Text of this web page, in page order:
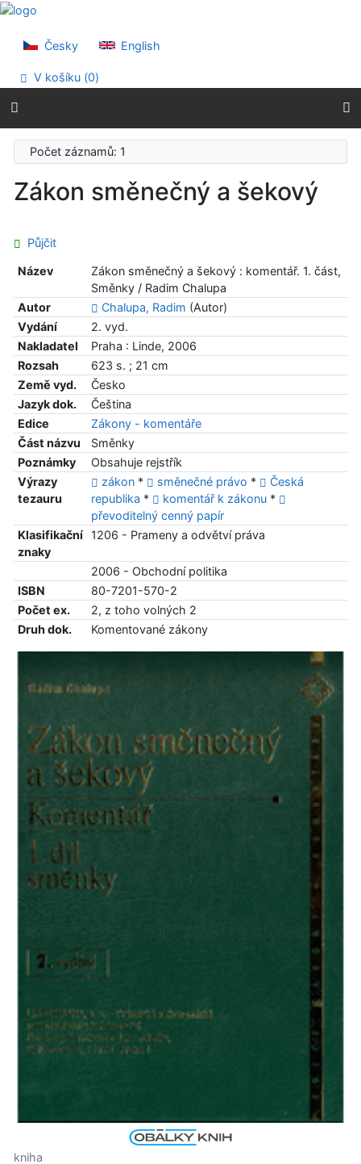
Přejít na obsah
Prohlášení o webové přístupnosti
Česky English
V košíku (0)
Počet záznamů: 1
Zákon směnečný a šekový
Půjčit
Název
Zákon směnečný a šekový : komentář. 1. část,
Směnky / Radim Chalupa
Autor
Chalupa, Radim (Autor)
Vydání
2. vyd.
Nakladatel
Praha : Linde, 2006
Rozsah
623 s. ; 21 cm
Země vyd.
Česko
Jazyk dok.
Čeština
Edice
Zákony - komentáře
Část názvu
Směnky
Poznámky
Obsahuje rejstřík
Výrazy
tezauru
zákon* směnečné právo *
Česká
republika * komentář k zákonu*
převoditelný cenný papír
Klasifikační
znaky
1206 - Prameny a odvětví práva
2006 - Obchodní politika
ISBN
80-7201-570-2
Počet ex.
2, z toho volných 2
Druh dok.
Komentované zákony
kniha